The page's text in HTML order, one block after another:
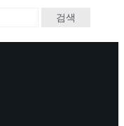
검색